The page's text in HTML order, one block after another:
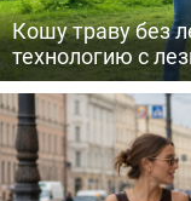
Кошу траву без
технологию с